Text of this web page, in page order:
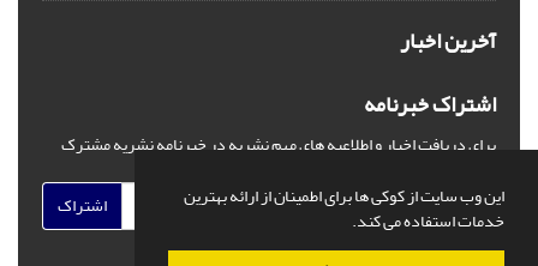
این وب سایت از کوکی ها برای اطمینان از ارائه بهترین
خدمات استفاده می کند.
آخرین اخبار
اشتراک خبرنامه
برای دریافت اخبار و اطلاعیه های مهم نشریه در خبرنامه نشریه مشترک
اشتراک